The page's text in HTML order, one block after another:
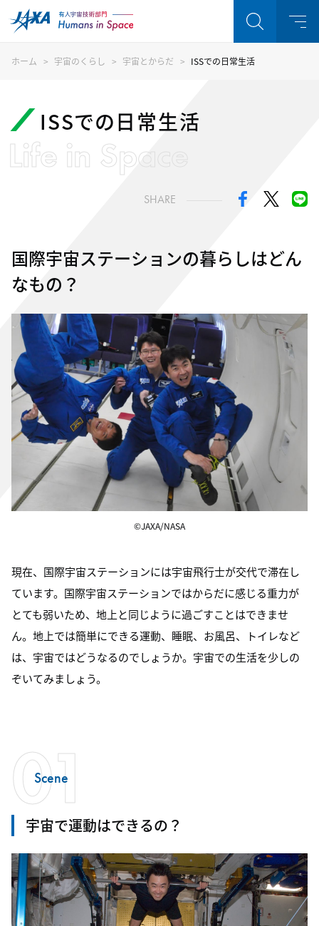
ホーム 宇宙のくらし 宇宙とからだ ISSでの日常生活
ISSでの日常生活
Life in Space
SHARE
国際宇宙ステーションの暮らしはどん
なもの？
現在、国際宇宙ステーションには宇宙飛行士が交代で滞在し
ています。国際宇宙ステーションではからだに感じる重力が
とても弱いため、地上と同じように過ごすことはできませ
ん。地上では簡単にできる運動、睡眠、お風呂、トイレなど
は、宇宙ではどうなるのでしょうか。宇宙での生活を少しの
ぞいてみましょう。
©JAXA/NASA
01
Scene
宇宙で運動はできるの？